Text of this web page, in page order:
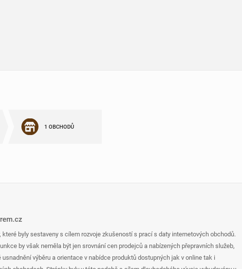
1 OBCHODŮ
které byly sestaveny s cílem rozvoje zkušeností s prací s daty internetových obchodů.
by však neměla být jen srovnání cen prodejců a nabízených přepravních služeb,
usnadnění výběru a orientace v nabídce produktů dostupných jak v online tak i